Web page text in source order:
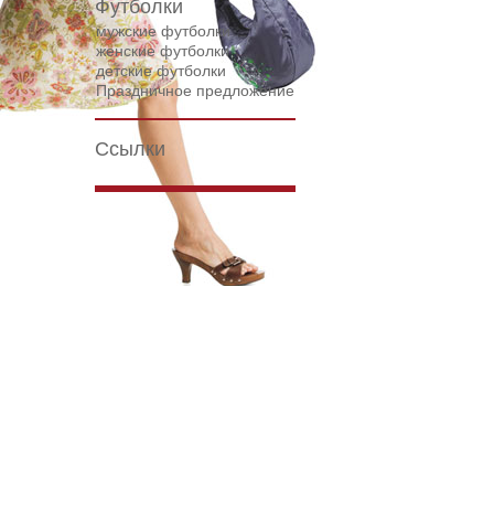
Футболки
мужские футболки
женские футболки
детские футболки
Праздничное предложение
Ссылки